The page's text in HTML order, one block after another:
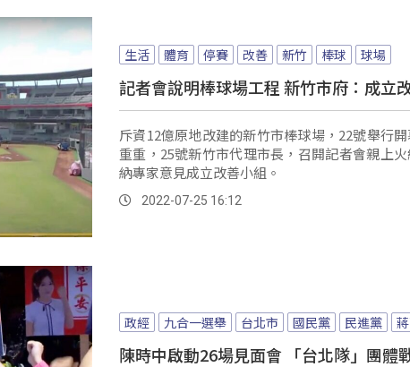
生活 體育 停賽 改善 新竹 棒球 球場
記者會說明棒球場工程 新竹市府：成立
斥資12億原地改建的新竹市棒球場，22號舉行
重重，25號新竹市代理市長，召開記者會親上
納專家意見成立改善小組。
2022-07-25 16:12
政經 九合一選舉 台北市 國民黨 民進黨
陳時中啟動26場見面會 「台北隊」團體